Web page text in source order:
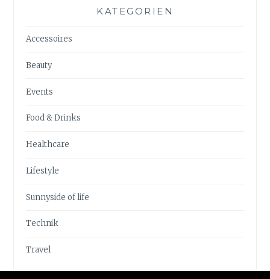
KATEGORIEN
Accessoires
Beauty
Events
Food & Drinks
Healthcare
Lifestyle
Sunnyside of life
Technik
Travel